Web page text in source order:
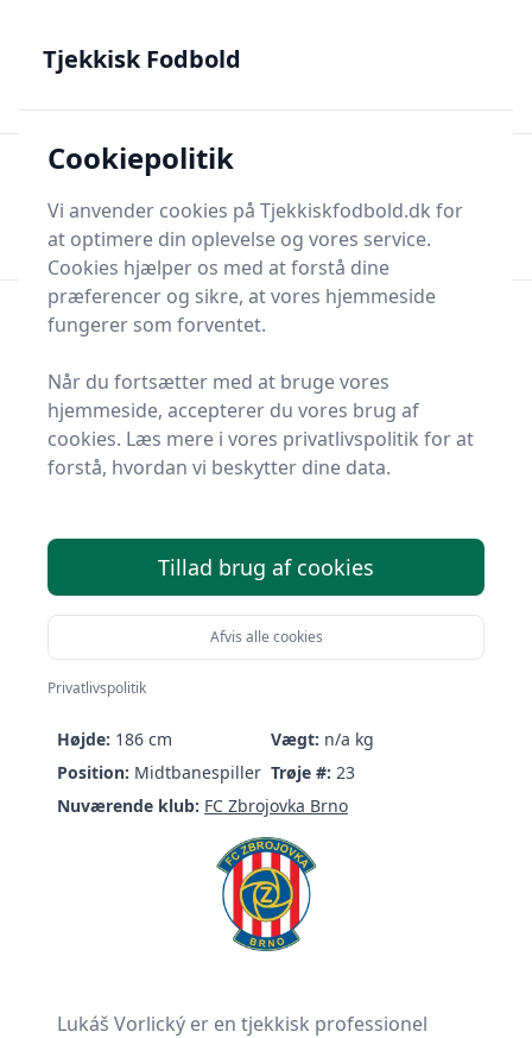
dansk
Søg nu
Lukáš Vorlický
Højde: 186 cm Vægt: n/a kg
Position: Midtbanespiller Trøje #: 23
Nuværende klub: FC Zbrojovka Brno
Lukáš Vorlický er en tjekkisk professionel
Tjekkisk Fodbold
Cookiepolitik
Vi anvender cookies på Tjekkiskfodbold.dk for
at optimere din oplevelse og vores service.
Cookies hjælper os med at forstå dine
præferencer og sikre, at vores hjemmeside
fungerer som forventet.
Når du fortsætter med at bruge vores
hjemmeside, accepterer du vores brug af
cookies. Læs mere i vores privatlivspolitik for at
forstå, hvordan vi beskytter dine data.
Tillad brug af cookies
Afvis alle cookies
Privatlivspolitik